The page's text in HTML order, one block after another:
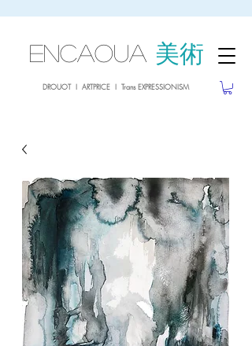
ENCAOUA 美術
DROUOT I ARTPRICE I Trans EXPRESSIONISM